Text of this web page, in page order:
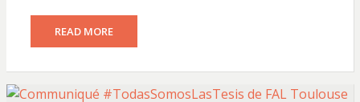
READ MORE